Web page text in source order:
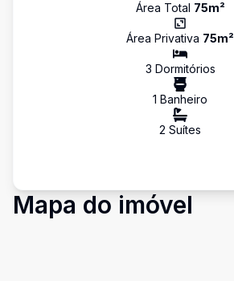
Área Total 75m²
Área Privativa 75m²
3 Dormitórios
1 Banheiro
2 Suítes
Mapa do imóvel